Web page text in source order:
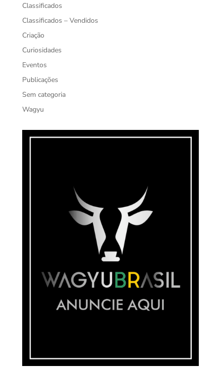
Classificados
Classificados – Vendidos
Criação
Curiosidades
Eventos
Publicações
Sem categoria
Wagyu